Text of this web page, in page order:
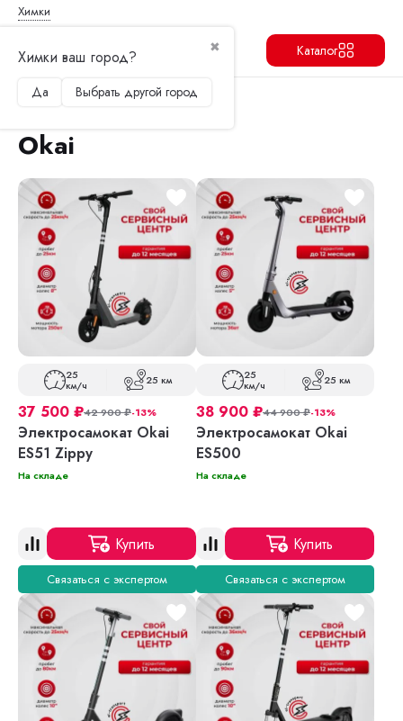
Химки
✖
Химки ваш город?
Да Выбрать другой город
Каталог
Главная Электросамокаты Okai
Okai
25
км/ч 25 км
37 500 ₽42 900₽-13%
Электросамокат Okai
ES51 Zippy
На складе
Купить
Связаться с экспертом
25
км/ч 25 км
38 900 ₽44 900₽-13%
Электросамокат Okai
ES500
На складе
Купить
Связаться с экспертом
Продолжить